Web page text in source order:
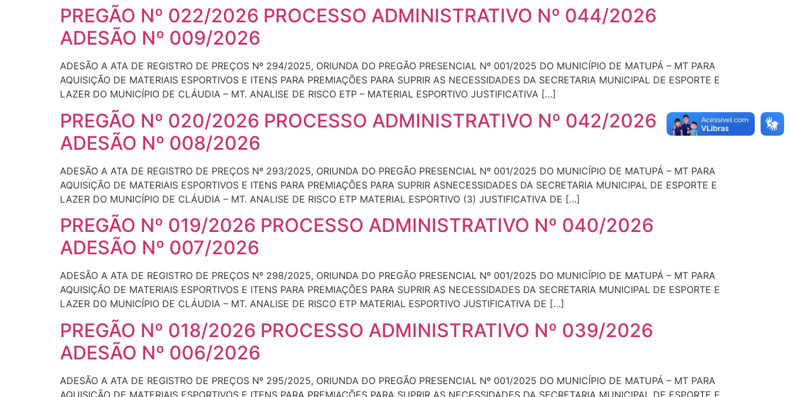
PREGÃO Nº 022/2026 PROCESSO ADMINISTRATIVO Nº 044/2026
ADESÃO Nº 009/2026
ADESÃO A ATA DE REGISTRO DE PREÇOS Nº 294/2025, ORIUNDA DO PREGÃO PRESENCIAL Nº 001/2025 DO MUNICÍPIO DE MATUPÁ – MT PARA
AQUISIÇÃO DE MATERIAIS ESPORTIVOS E ITENS PARA PREMIAÇÕES PARA SUPRIR AS NECESSIDADES DA SECRETARIA MUNICIPAL DE ESPORTE E
LAZER DO MUNICÍPIO DE CLÁUDIA – MT. ANALISE DE RISCO ETP – MATERIAL ESPORTIVO JUSTIFICATIVA […]
PREGÃO Nº 020/2026 PROCESSO ADMINISTRATIVO Nº 042/2026
ADESÃO Nº 008/2026
ADESÃO A ATA DE REGISTRO DE PREÇOS Nº 293/2025, ORIUNDA DO PREGÃO PRESENCIAL Nº 001/2025 DO MUNICÍPIO DE MATUPÁ – MT PARA
AQUISIÇÃO DE MATERIAIS ESPORTIVOS E ITENS PARA PREMIAÇÕES PARA SUPRIR ASNECESSIDADES DA SECRETARIA MUNICIPAL DE ESPORTE E
LAZER DO MUNICÍPIO DE CLÁUDIA – MT. ANALISE DE RISCO ETP MATERIAL ESPORTIVO (3) JUSTIFICATIVA DE […]
PREGÃO Nº 019/2026 PROCESSO ADMINISTRATIVO Nº 040/2026
ADESÃO Nº 007/2026
ADESÃO A ATA DE REGISTRO DE PREÇOS Nº 298/2025, ORIUNDA DO PREGÃO PRESENCIAL Nº 001/2025 DO MUNICÍPIO DE MATUPÁ – MT PARA
AQUISIÇÃO DE MATERIAIS ESPORTIVOS E ITENS PARA PREMIAÇÕES PARA SUPRIR AS NECESSIDADES DA SECRETARIA MUNICIPAL DE ESPORTE E
LAZER DO MUNICÍPIO DE CLÁUDIA – MT. ANALISE DE RISCO ETP MATERIAL ESPORTIVO JUSTIFICATIVA DE […]
PREGÃO Nº 018/2026 PROCESSO ADMINISTRATIVO Nº 039/2026
ADESÃO Nº 006/2026
ADESÃO A ATA DE REGISTRO DE PREÇOS Nº 295/2025, ORIUNDA DO PREGÃO PRESENCIAL Nº 001/2025 DO MUNICÍPIO DE MATUPÁ – MT PARA
AQUISIÇÃO DE MATERIAIS ESPORTIVOS E ITENS PARA PREMIAÇÕES PARA SUPRIR AS NECESSIDADES DA SECRETARIA MUNICIPAL DE ESPORTE E